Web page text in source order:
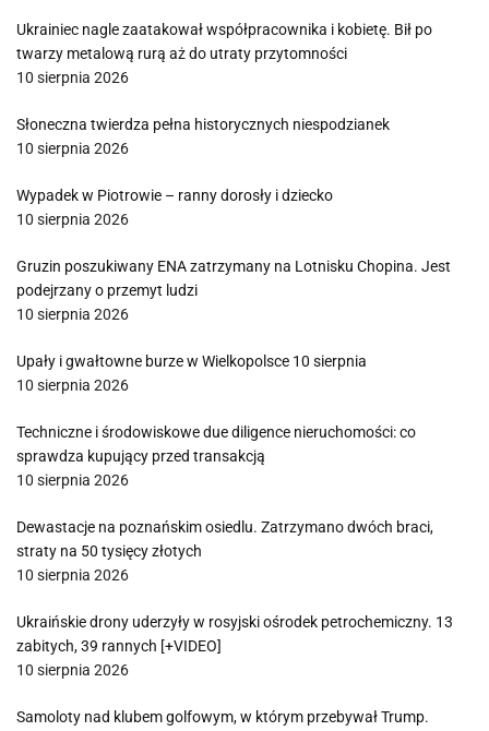
Ukrainiec nagle zaatakował współpracownika i kobietę. Bił po
twarzy metalową rurą aż do utraty przytomności
10 sierpnia 2026
Słoneczna twierdza pełna historycznych niespodzianek
10 sierpnia 2026
Wypadek w Piotrowie – ranny dorosły i dziecko
10 sierpnia 2026
Gruzin poszukiwany ENA zatrzymany na Lotnisku Chopina. Jest
podejrzany o przemyt ludzi
10 sierpnia 2026
Upały i gwałtowne burze w Wielkopolsce 10 sierpnia
10 sierpnia 2026
Techniczne i środowiskowe due diligence nieruchomości: co
sprawdza kupujący przed transakcją
10 sierpnia 2026
Dewastacje na poznańskim osiedlu. Zatrzymano dwóch braci,
straty na 50 tysięcy złotych
10 sierpnia 2026
Ukraińskie drony uderzyły w rosyjski ośrodek petrochemiczny. 13
zabitych, 39 rannych [+VIDEO]
10 sierpnia 2026
Samoloty nad klubem golfowym, w którym przebywał Trump.